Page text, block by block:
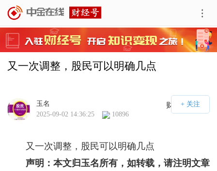
又一次调整，股民可以明确几点
财经号APP
玉名
2025-09-02 14:36:25
10896
又一次调整，股民可以明确几点
声明：本文归玉名所有，如转载，请注明文章